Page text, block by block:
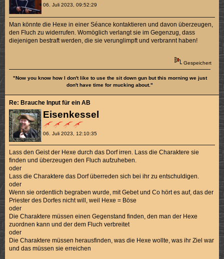
06. Juli 2023, 09:52:29
Man könnte die Hexe in einer Séance kontaktieren und davon überzeugen,
den Fluch zu widerrufen. Womöglich verlangt sie im Gegenzug, dass
diejenigen bestraft werden, die sie verunglimpft und verbrannt haben!
Gespeichert
"Now you know how I don't like to use the sit down gun but this morning we just
don't have time for mucking about."
Eisenkessel
06. Juli 2023, 12:10:35
Re: Brauche Input für ein AB
Lass den Geist der Hexe durch das Dorf irren. Lass die Charaktere sie
finden und überzeugen den Fluch aufzuheben.
oder
Lass die Charaktere das Dorf überreden sich bei ihr zu entschuldigen.
oder
Wenn sie ordentlich begraben wurde, mit Gebet und Co hört es auf, das der
Priester des Dorfes nicht will, weil Hexe = Böse
oder
Die Charaktere müssen einen Gegenstand finden, den man der Hexe
zuordnen kann und der dem Fluch verbreitet
oder
Die Charaktere müssen herausfinden, was die Hexe wollte, was ihr Ziel war
und das müssen sie erreichen